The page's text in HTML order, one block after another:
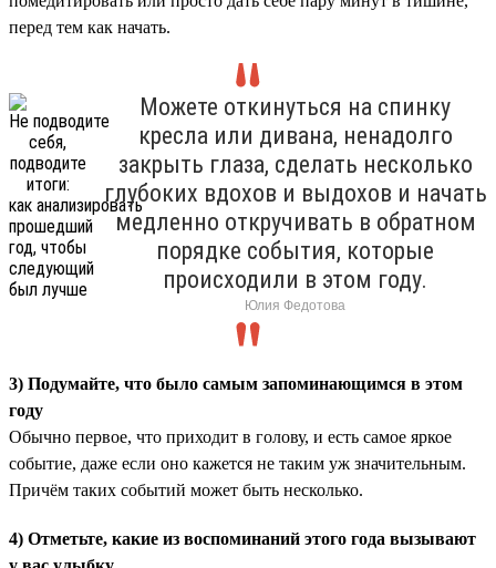
перед тем как начать.
Можете откинуться на спинку
кресла или дивана, ненадолго
закрыть глаза, сделать несколько
глубоких вдохов и выдохов и начать
медленно откручивать в обратном
порядке события, которые
происходили в этом году.
Юлия Федотова
3) Подумайте, что было самым запоминающимся в этом
году
Обычно первое, что приходит в голову, и есть самое яркое
событие, даже если оно кажется не таким уж значительным.
Причём таких событий может быть несколько.
4) Отметьте, какие из воспоминаний этого года вызывают